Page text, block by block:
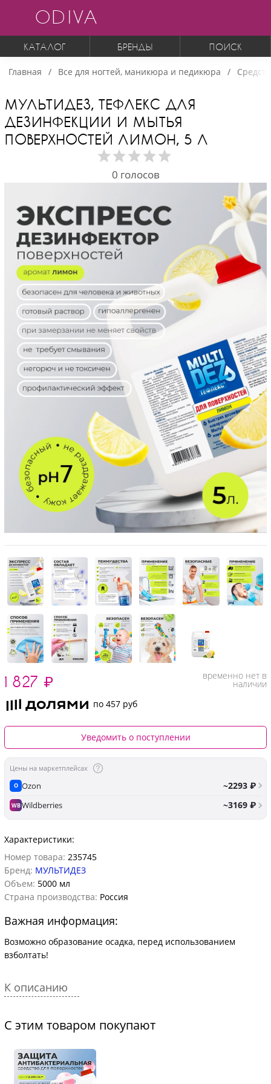
ODIVA
КАТАЛОГ БРЕНДЫ ПОИСК
Главная Все для ногтей, маникюра и педикюра
МУЛЬТИДЕЗ, ТЕФЛЕКС ДЛЯ
ДЕЗИНФЕКЦИИ И МЫТЬЯ
ПОВЕРХНОСТЕЙ ЛИМОН, 5 Л
0 голосов
1 827 ₽ временно нет в
наличии
по 457 руб
Уведомить о поступлении
Цены на маркетплейсах
O Ozon ~2293 ₽
WBWildberries ~3169 ₽
Характеристики:
Номер товара: 235745
Бренд: МУЛЬТИДЕЗ
Объем: 5000 мл
Страна производства: Россия
Важная информация:
Возможно образование осадка, перед использованием
взболтать!
К описанию
С этим товаром покупают